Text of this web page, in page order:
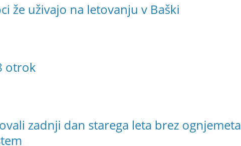
že uživajo na letovanju v Baški
otrok
zadnji dan starega leta brez ognjemeta